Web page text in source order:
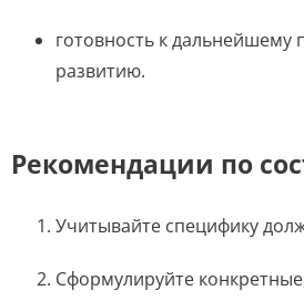
готовность к дальнейшему
развитию.
Рекомендации по
Учитывайте специфику
Сформулируйте